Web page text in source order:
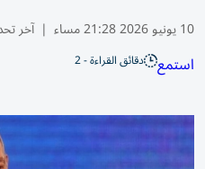
10 يونيو 2026 21:28 مساء | آخر
استمع دقائق القراءة - 2